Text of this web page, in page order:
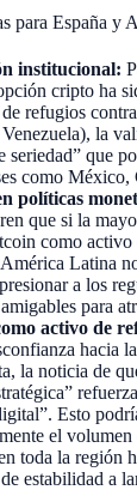
para España y
institucional:
cripto ha
refugios
la
seriedad” que
como México,
políticas
que si la
como activo
Latina
a los
para
activo de
hacia
la noticia de
Esto
el
toda la región
estabilidad a